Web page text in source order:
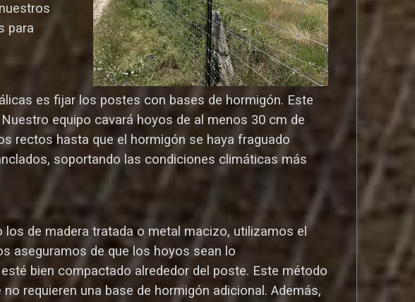
para
es fijar los postes con bases de hormigón. Este
equipo cavará hoyos de al menos 30 cm de
rectos hasta que el hormigón se haya fraguado
soportando las condiciones climáticas más
de madera tratada o metal macizo, utilizamos el
aseguramos de que los hoyos sean lo
bien compactado alrededor del poste. Este método
requieren una base de hormigón adicional. Además,